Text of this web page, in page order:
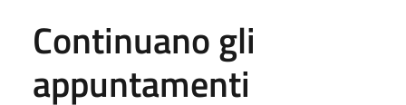
Continuano gli
appuntamenti